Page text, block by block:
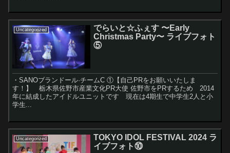
Uncategorized
でらいと☆ふぇす 〜Early
Christmas Party〜 ライブフォト
⑤
・SANOブランドール·チームC ①【自己PRをお願いいたしま
す！】 栃木県佐野市産業文化PR大使 佐野市をPRするため 2014
年に結成したアイドルユニットです 現在は4期生で中学生2人と小
学生...
Uncategorized
TOKYO IDOL FESTIVAL 2024 ラ
イブフォト⑩